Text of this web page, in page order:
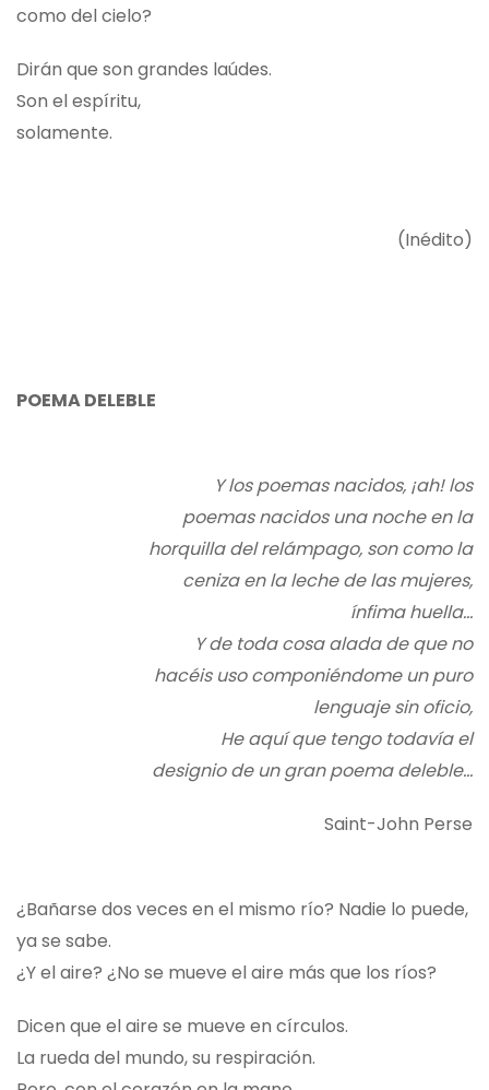
como del cielo?
Dirán que son grandes laúdes.
Son el espíritu,
solamente.
(Inédito)
POEMA DELEBLE
Y los poemas nacidos, ¡ah! los
poemas nacidos una noche en la
horquilla del relámpago, son como la
ceniza en la leche de las mujeres,
ínfima huella…
Y de toda cosa alada de que no
hacéis uso componiéndome un puro
lenguaje sin oficio,
He aquí que tengo todavía el
designio de un gran poema deleble…
Saint-John Perse
¿Bañarse dos veces en el mismo río? Nadie lo puede,
ya se sabe.
¿Y el aire? ¿No se mueve el aire más que los ríos?
Dicen que el aire se mueve en círculos.
La rueda del mundo, su respiración.